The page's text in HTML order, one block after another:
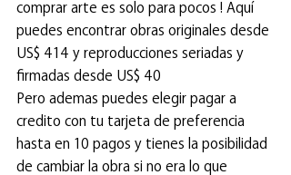
comprar arte es solo para pocos ! Aquí
puedes encontrar obras originales desde
US$ 414 y reproducciones seriadas y
firmadas desde US$ 40
Pero ademas puedes elegir pagar a
credito con tu tarjeta de preferencia
hasta en 10 pagos y tienes la posibilidad
de cambiar la obra si no era lo que